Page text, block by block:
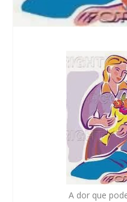
A dor que